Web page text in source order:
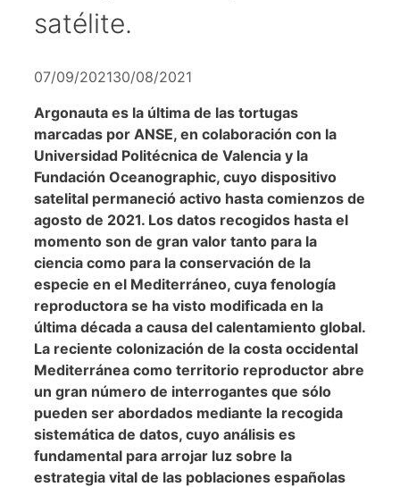
satélite.
07/09/202130/08/2021
Argonauta es la última de las tortugas
marcadas por ANSE, en colaboración con la
Universidad Politécnica de Valencia y la
Fundación Oceanographic, cuyo dispositivo
satelital permaneció activo hasta comienzos de
agosto de 2021. Los datos recogidos hasta el
momento son de gran valor tanto para la
ciencia como para la conservación de la
especie en el Mediterráneo, cuya fenología
reproductora se ha visto modificada en la
última década a causa del calentamiento global.
La reciente colonización de la costa occidental
Mediterránea como territorio reproductor abre
un gran número de interrogantes que sólo
pueden ser abordados mediante la recogida
sistemática de datos, cuyo análisis es
fundamental para arrojar luz sobre la
estrategia vital de las poblaciones españolas